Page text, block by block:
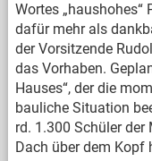
Wortes
dafür mehr als
der Vorsitzende
das Vorhaben.
Hauses“, der die
bauliche Situation
rd. 1.300 Schüler
Dach über dem Kopf